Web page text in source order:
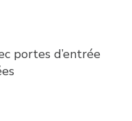
portes d’entrée